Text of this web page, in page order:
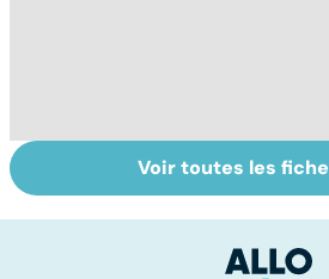
Bien vivre la
ménopause
Voir toutes les